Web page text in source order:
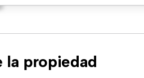
la propiedad